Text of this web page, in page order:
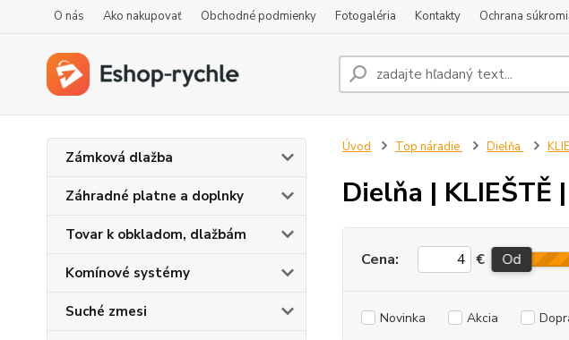
O nás Ako nakupovať Obchodné podmienky Fotogaléria Kontakty Ochrana
Zámková dlažba
Záhradné platne a doplnky
Tovar k obkladom, dlažbám
Komínové systémy
Suché zmesi
Úvod Top náradie Dielňa
Dielňa | KLIEŠTĚ
Cena: € Od
Novinka Akcia